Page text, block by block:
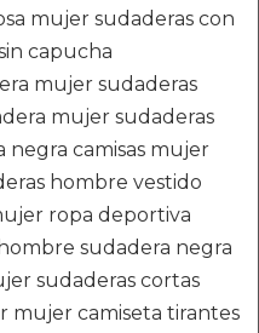
mujer sudaderas con
capucha
mujer sudaderas
mujer sudaderas
negra camisas mujer
hombre vestido
ropa deportiva
sudadera negra
sudaderas cortas
mujer camiseta tirantes